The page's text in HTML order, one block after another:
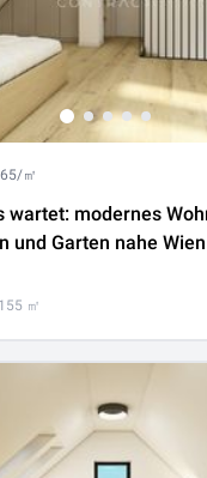
㎡
wartet: modernes
und Garten nahe
155 ㎡